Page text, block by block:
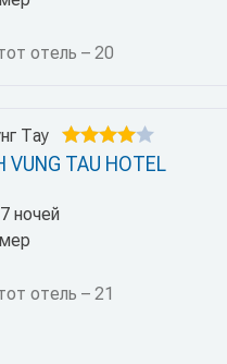
отель – 20
Тау
VUNG TAU HOTEL
ночей
отель – 21